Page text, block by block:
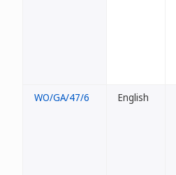
WO/GA/47/6 English